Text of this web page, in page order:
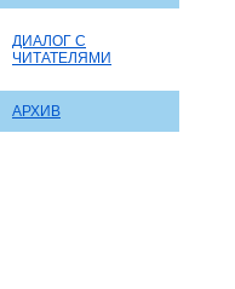
ДИАЛОГ С
ЧИТАТЕЛЯМИ
АРХИВ